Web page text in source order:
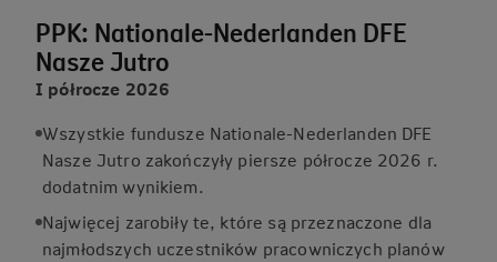
PPK: Nationale-Nederlanden DFE
Nasze Jutro
I półrocze 2026
Wszystkie fundusze Nationale-Nederlanden DFE
Nasze Jutro zakończyły piersze półrocze 2026 r.
dodatnim wynikiem.
Najwięcej zarobiły te, które są przeznaczone dla
najmłodszych uczestników pracowniczych planów